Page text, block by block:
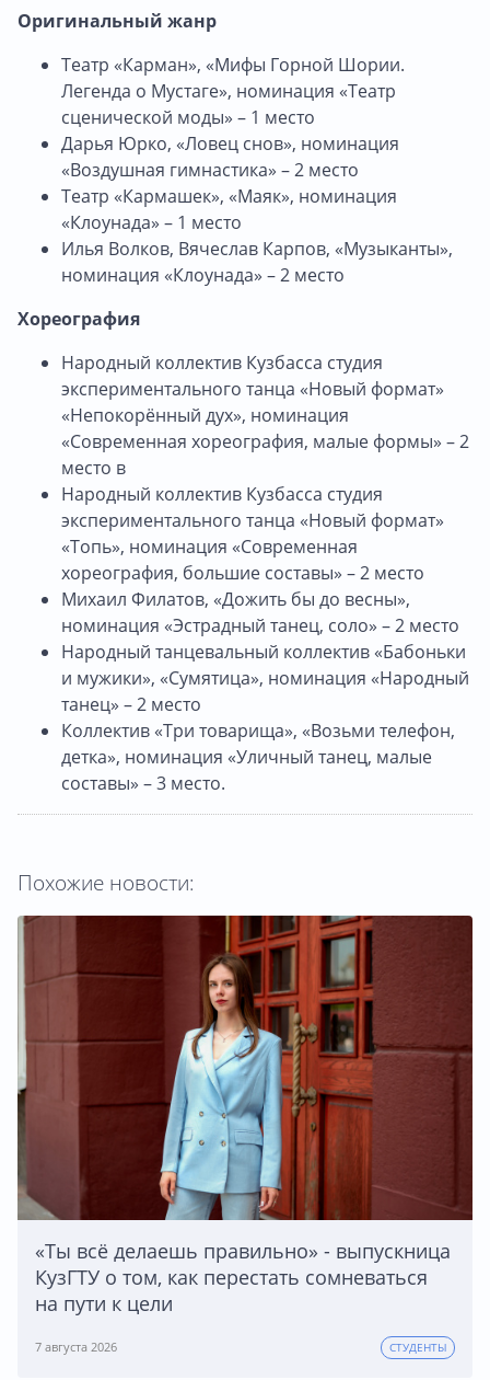
Оригинальный жанр
Театр «Карман», «Мифы Горной Шории.
Легенда о Мустаге», номинация «Театр
сценической моды» – 1 место
Дарья Юрко, «Ловец снов», номинация
«Воздушная гимнастика» – 2 место
Театр «Кармашек», «Маяк», номинация
«Клоунада» – 1 место
Илья Волков, Вячеслав Карпов, «Музыканты»,
номинация «Клоунада» – 2 место
Хореография
Народный коллектив Кузбасса студия
экспериментального танца «Новый формат»
«Непокорённый дух», номинация
«Современная хореография, малые формы» – 2
место в
Народный коллектив Кузбасса студия
экспериментального танца «Новый формат»
«Топь», номинация «Современная
хореография, большие составы» – 2 место
Михаил Филатов, «Дожить бы до весны»,
номинация «Эстрадный танец, соло» – 2 место
Народный танцевальный коллектив «Бабоньки
и мужики», «Сумятица», номинация «Народный
танец» – 2 место
Коллектив «Три товарища», «Возьми телефон,
детка», номинация «Уличный танец, малые
составы» – 3 место.
Похожие новости:
«Ты всё делаешь правильно» - выпускница
КузГТУ о том, как перестать сомневаться
на пути к цели
7 августа 2026 СТУДЕНТЫ